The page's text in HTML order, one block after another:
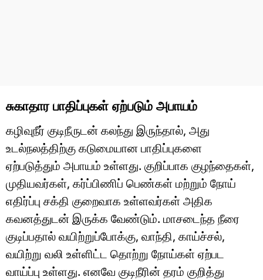
சுகாதார பாதிப்புகள் ஏற்படும் அபாயம்
கழிவுநீர் குடிநீருடன் கலந்து இருந்தால், அது
உடல்நலத்திற்கு கடுமையான பாதிப்புகளை
ஏற்படுத்தும் அபாயம் உள்ளது. குறிப்பாக குழந்தைகள்,
முதியவர்கள், கர்ப்பிணிப் பெண்கள் மற்றும் நோய்
எதிர்ப்பு சக்தி குறைவாக உள்ளவர்கள் அதிக
கவனத்துடன் இருக்க வேண்டும். மாசடைந்த நீரை
குடிப்பதால் வயிற்றுப்போக்கு, வாந்தி, காய்ச்சல்,
வயிற்று வலி உள்ளிட்ட தொற்று நோய்கள் ஏற்பட
வாய்ப்பு உள்ளது. எனவே குடிநீரின் தரம் குறித்து